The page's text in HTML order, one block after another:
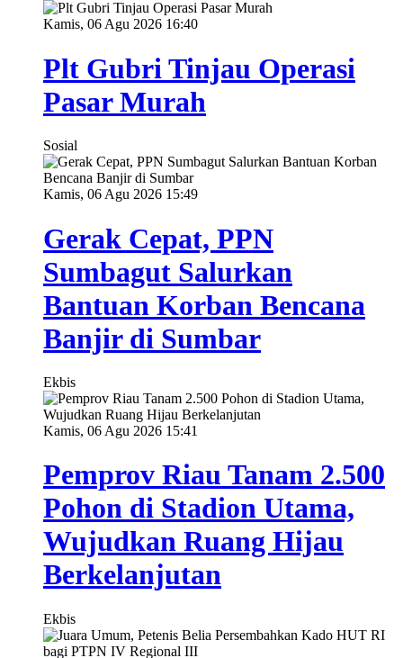
Kamis, 06 Agu 2026 16:40
Plt Gubri Tinjau Operasi
Pasar Murah
Sosial
Kamis, 06 Agu 2026 15:49
Gerak Cepat, PPN
Sumbagut Salurkan
Bantuan Korban Bencana
Banjir di Sumbar
Ekbis
Kamis, 06 Agu 2026 15:41
Pemprov Riau Tanam 2.500
Pohon di Stadion Utama,
Wujudkan Ruang Hijau
Berkelanjutan
Ekbis